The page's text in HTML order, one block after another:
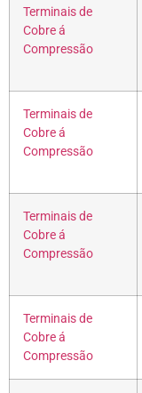
Terminais de
Cobre á
Compressão
Terminais de
Cobre á
Compressão
Terminais de
Cobre á
Compressão
Terminais de
Cobre á
Compressão